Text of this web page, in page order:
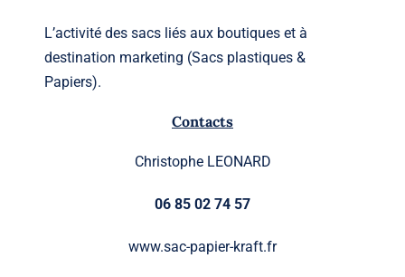
L’activité des sacs liés aux boutiques et à
destination marketing (Sacs plastiques &
Papiers).
Contacts
Christophe LEONARD
06 85 02 74 57
www.sac-papier-kraft.fr